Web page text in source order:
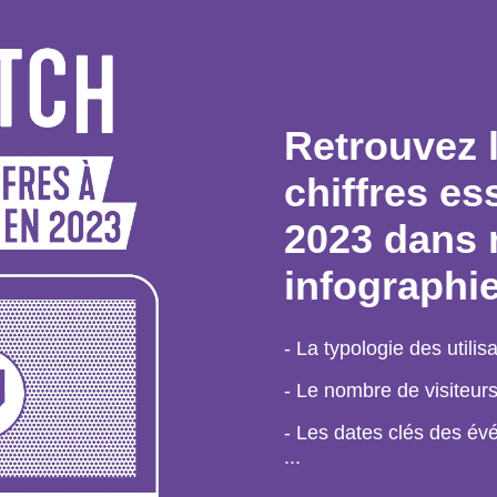
Retrouvez
chiffres
2023 dans
- La typologie des
- Le nombre de
- Les dates clés des
...